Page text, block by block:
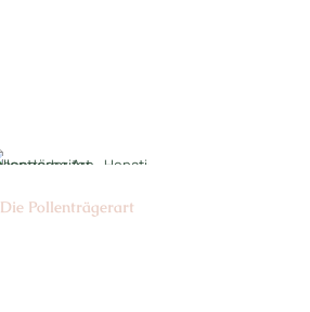
Die Pollen­trägerart